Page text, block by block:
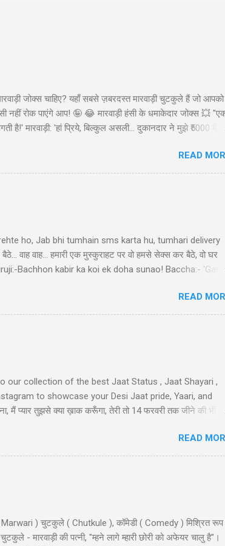
जोक्स चाहिए? यहाँ सबसे ज़बरदस्त मारवाड़ी चुटकुले हैं जो आपको
नहीं रोक पाएंगे आप! 🤪 😂 मारवाड़ी हंसी के धमाकेदार जोक्स 💥
है!' मारवाड़ी: 'हां प्रिये, बिल्कुल असली... दुकानदार ने मुझे ₹5000 में
कमाए... ₹45,000 तो मैंने अपने पास रख लिए! 😜" Copy "मारवाड़ी पति ने
READ
ho, Jab bhi tumhain sms karta hu, tumhari delivery
वाह वाह... हमारी एक मुस्कुराहट पर वो हमसे सेक्स कर बैठे, वो घर
Bachhon kabir ka koi ek doha sunao! Baccha:-
mera,dudh mera thodasa nimbu kya nichod diya,
भी गरीब नहीं कि... तुम आरजू तो करो मोहब्बत की, हम इतने भी
nahi karte, Gum k pyalo ko piya nahi ka...
READ
our collection of the best Jaat Status , Jaat Shayari ,
to showcase your Desi Jaat pride, Yaari, and
मैं प्यार तुझसे क्या ख़ाक करूँगा, तेरी तो 14 फरवरी तक जीने की भी
सरकारी बैन है, जाट उन कामा का फैन है..!! 40-Jaat-Jat-Jatt !!
READ
Marwari ) चुटकुले ( Chutkule ), कॉमेडी ( Comedy ) मिश्रित
- मारवाड़ी की पत्नी, "म्हने लागे म्हारी छोरी को अफेयर चालु है"।